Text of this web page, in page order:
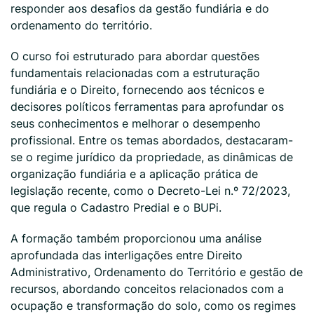
responder aos desafios da gestão fundiária e do
ordenamento do território.
O curso foi estruturado para abordar questões
fundamentais relacionadas com a estruturação
fundiária e o Direito, fornecendo aos técnicos e
decisores políticos ferramentas para aprofundar os
seus conhecimentos e melhorar o desempenho
profissional. Entre os temas abordados, destacaram-
se o regime jurídico da propriedade, as dinâmicas de
organização fundiária e a aplicação prática de
legislação recente, como o Decreto-Lei n.º 72/2023,
que regula o Cadastro Predial e o BUPi.
A formação também proporcionou uma análise
aprofundada das interligações entre Direito
Administrativo, Ordenamento do Território e gestão de
recursos, abordando conceitos relacionados com a
ocupação e transformação do solo, como os regimes